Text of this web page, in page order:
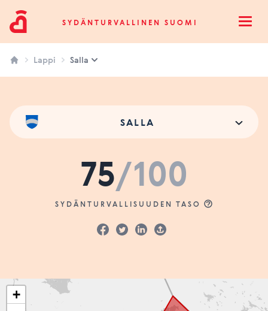
Sydänturvallinen SuomiSYDÄNTURVALLINEN SUOMI
Lappi Salla
SALLA
75/100
SYDÄNTURVALLISUUDEN TASO
+